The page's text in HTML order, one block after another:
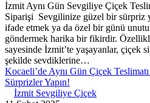
İzmit Aynı Gün Sevgiliye Çiçek
Siparişi Sevgilinize güzel bir sürpriz
ifade etmek ya da özel bir günü
göndermek harika bir fikirdir.
sayesinde İzmit’te yaşayanlar, çiçek
şekilde sevdiklerine…
Kocaeli’de Aynı Gün Çiçek
Sürprizler Yapın!
İzmit Sevgiliye Çiçek